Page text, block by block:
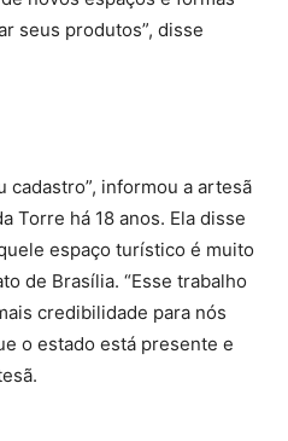
seus produtos”, disse
cadastro”, informou a artesã
Torre há 18 anos. Ela disse
espaço turístico é muito
de Brasília. “Esse trabalho
credibilidade para nós
o estado está presente e